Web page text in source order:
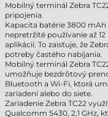
Mobilný terminál Zebra
pripojenia.
Kapacita batérie 3800
nepretržité používanie až
aplikácií. To zaisťuje, že
potreby častého nabíjania.
Mobilný terminál Zebra
umožňuje bezdrôtový
Bluetooth a Wi-Fi, ktorá
zariadení alebo do siete.
Zariadenie Zebra TC22
Qualcomm 5430, 2,1 GHz,